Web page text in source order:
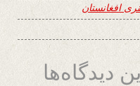
افغانستان
دیدگاه‌ها